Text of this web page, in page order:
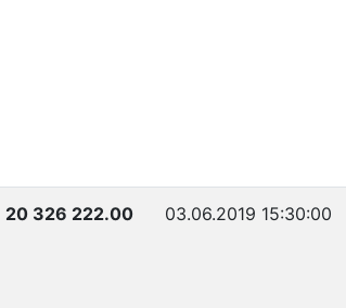
20 326 222.00 03.06.2019 15:30:00